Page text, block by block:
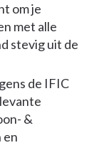
om je
met alle
stevig uit de
de IFIC
&
en